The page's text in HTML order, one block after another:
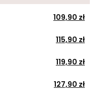
109,90 zł
115,90 zł
119,90 zł
127,90 zł